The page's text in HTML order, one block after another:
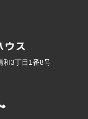
和3丁目1番8号